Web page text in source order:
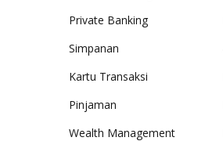
Private Banking
Simpanan
Kartu Transaksi
Pinjaman
Wealth Management